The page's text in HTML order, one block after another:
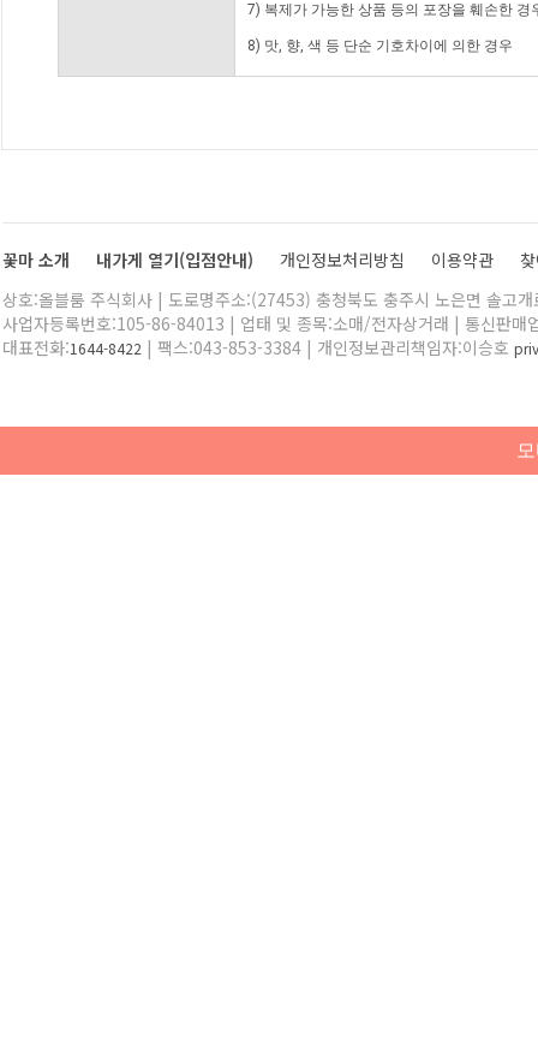
7) 복제가 가능한 상품 등의 포장을 훼손한 경
8) 맛, 향, 색 등 단순 기호차이에 의한 경우
꽃마 소개 내가게 열기(입점안내) 개인정보처리방침 이용약관
상호:올블룸 주식회사 | 도로명주소:(27453) 충청북도 충주시 노은면 솔고
사업자등록번호:105-86-84013 | 업태 및 종목:소매/전자상거래 | 통신판매
대표전화:1644-8422 | 팩스:043-853-3384 | 개인정보관리책임자:이승호